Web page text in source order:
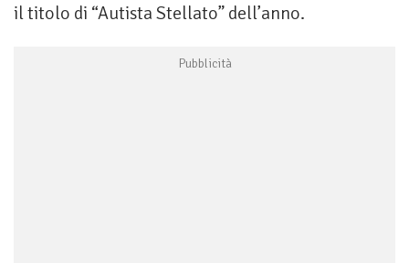
il titolo di “Autista Stellato” dell’anno.